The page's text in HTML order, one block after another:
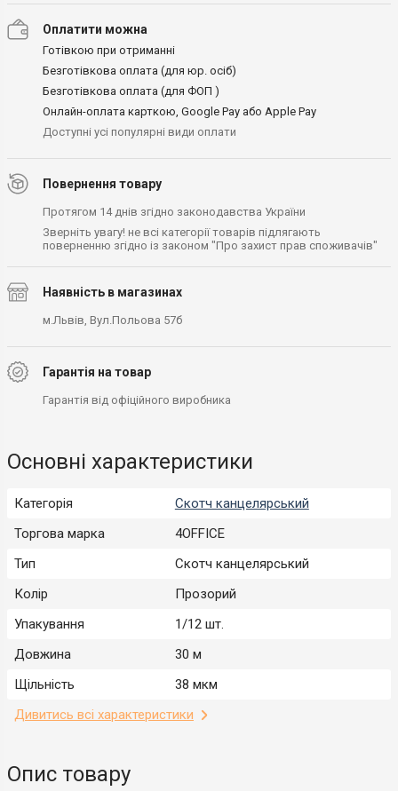
Оплатити можна
Готівкою при отриманні
Безготівкова оплата (для юр. осіб)
Безготівкова оплата (для ФОП )
Онлайн-оплата карткою, Google Pay або Apple Pay
Доступні усі популярні види оплати
Повернення товару
Протягом 14 днів згідно законодавства України
Зверніть увагу! не всі категорії товарів підлягають
поверненню згідно із законом "Про захист прав споживачів"
Наявність в магазинах
м.Львів, Вул.Польова 57б
Гарантія на товар
Гарантія від офіційного виробника
Основні характеристики
Категорія
Скотч канцелярський
Торгова марка
4OFFICE
Тип
Скотч канцелярський
Колір
Прозорий
Упакування
1/12 шт.
Довжина
30 м
Щільність
38 мкм
Дивитись всі характеристики
Опис товару